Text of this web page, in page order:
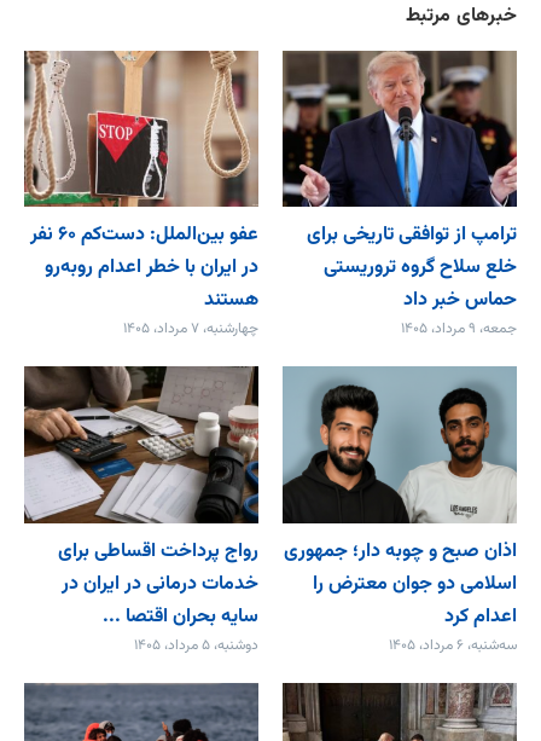
خبرهای مرتبط
ترامپ از توافقی تاریخی برای
خلع ‌سلاح گروه تروریستی
حماس خبر داد
جمعه، ۹ مرداد، ۱۴۰۵
عفو بین‌الملل: دست‌کم ۶۰ نفر
در ایران با خطر اعدام روبه‌رو
هستند
چهارشنبه، ۷ مرداد، ۱۴۰۵
اذان صبح و چوبه دار؛ جمهوری
اسلامی دو جوان معترض را
اعدام کرد
سه‌شنبه، ۶ مرداد، ۱۴۰۵
رواج پرداخت اقساطی برای
خدمات درمانی در ایران در
سایه بحران اقتصا ...
دوشنبه، ۵ مرداد، ۱۴۰۵